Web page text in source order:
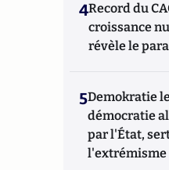
4Record du
croissance
révèle le
5Demokratie
démocratie
par l'État,
l'extrémisme